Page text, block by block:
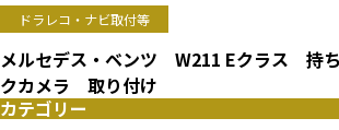
ドラレコ・ナビ取付等
メルセデス・ベンツ W211 Eクラス
クカメラ 取り付け
カテゴリー